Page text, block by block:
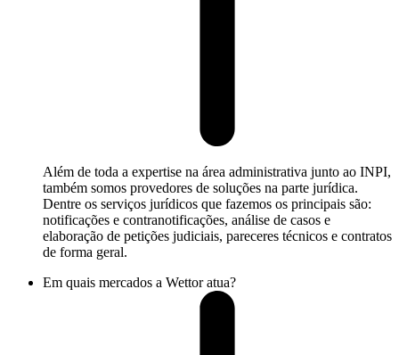
Além de toda a expertise na área administrativa junto ao INPI,
também somos provedores de soluções na parte jurídica.
Dentre os serviços jurídicos que fazemos os principais são:
notificações e contranotificações, análise de casos e
elaboração de petições judiciais, pareceres técnicos e contratos
de forma geral.
Em quais mercados a Wettor atua?